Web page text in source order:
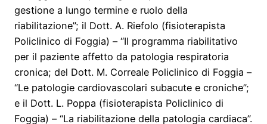
gestione a lungo termine e ruolo della
riabilitazione”; il Dott. A. Riefolo (fisioterapista
Policlinico di Foggia) – “Il programma riabilitativo
per il paziente affetto da patologia respiratoria
cronica; del Dott. M. Correale Policlinico di Foggia –
“Le patologie cardiovascolari subacute e croniche”;
e il Dott. L. Poppa (fisioterapista Policlinico di
Foggia) – “La riabilitazione della patologia cardiaca”.